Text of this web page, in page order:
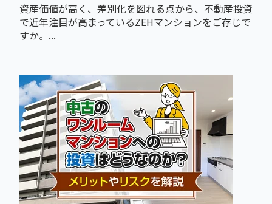
資産価値が高く、差別化を図れる点から、不動産投資
で近年注目が高まっているZEHマンションをご存じで
すか。...